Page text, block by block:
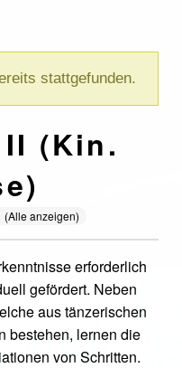
stattgefunden.
(Kin.
erforderlich
gefördert. Neben
aus tänzerischen
bestehen, lernen die
von Schritten.